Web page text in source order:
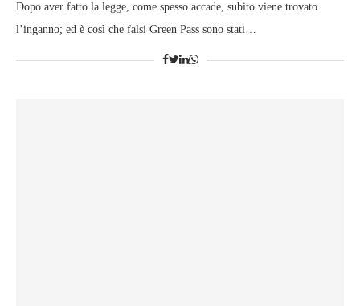
Dopo aver fatto la legge, come spesso accade, subito viene trovato
l’inganno; ed è così che falsi Green Pass sono stati…